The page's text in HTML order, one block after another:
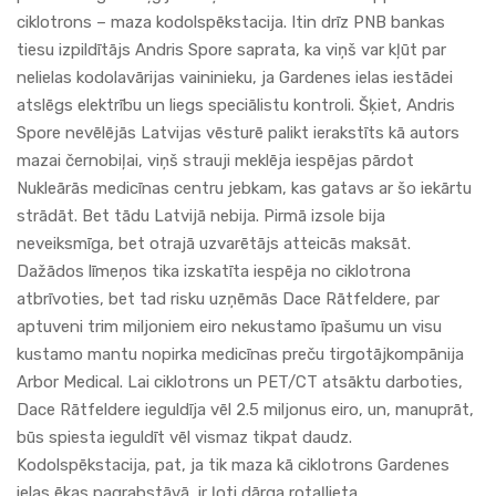
ciklotrons – maza kodolspēkstacija. Itin drīz PNB bankas
tiesu izpildītājs Andris Spore saprata, ka viņš var kļūt par
nelielas kodolavārijas vaininieku, ja Gardenes ielas iestādei
atslēgs elektrību un liegs speciālistu kontroli. Šķiet, Andris
Spore nevēlējās Latvijas vēsturē palikt ierakstīts kā autors
mazai černobiļai, viņš strauji meklēja iespējas pārdot
Nukleārās medicīnas centru jebkam, kas gatavs ar šo iekārtu
strādāt. Bet tādu Latvijā nebija. Pirmā izsole bija
neveiksmīga, bet otrajā uzvarētājs atteicās maksāt.
Dažādos līmeņos tika izskatīta iespēja no ciklotrona
atbrīvoties, bet tad risku uzņēmās Dace Rātfeldere, par
aptuveni trim miljoniem eiro nekustamo īpašumu un visu
kustamo mantu nopirka medicīnas preču tirgotājkompānija
Arbor Medical. Lai ciklotrons un PET/CT atsāktu darboties,
Dace Rātfeldere ieguldīja vēl 2.5 miljonus eiro, un, manuprāt,
būs spiesta ieguldīt vēl vismaz tikpat daudz.
Kodolspēkstacija, pat, ja tik maza kā ciklotrons Gardenes